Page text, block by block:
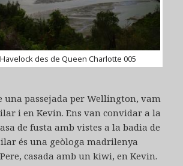
Havelock des de Queen Charlotte 005
una passejada per Wellington, vam
i en Kevin. Ens van convidar a la
de fusta amb vistes a la badia de
és una geòloga madrilenya
casada amb un kiwi, en Kevin.